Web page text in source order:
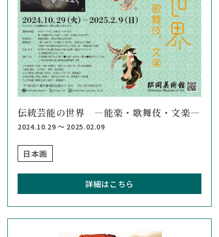
伝統芸能の世界 ―能楽・歌舞伎・文楽―
2024.10.29 ～ 2025.02.09
日本画
詳細はこちら